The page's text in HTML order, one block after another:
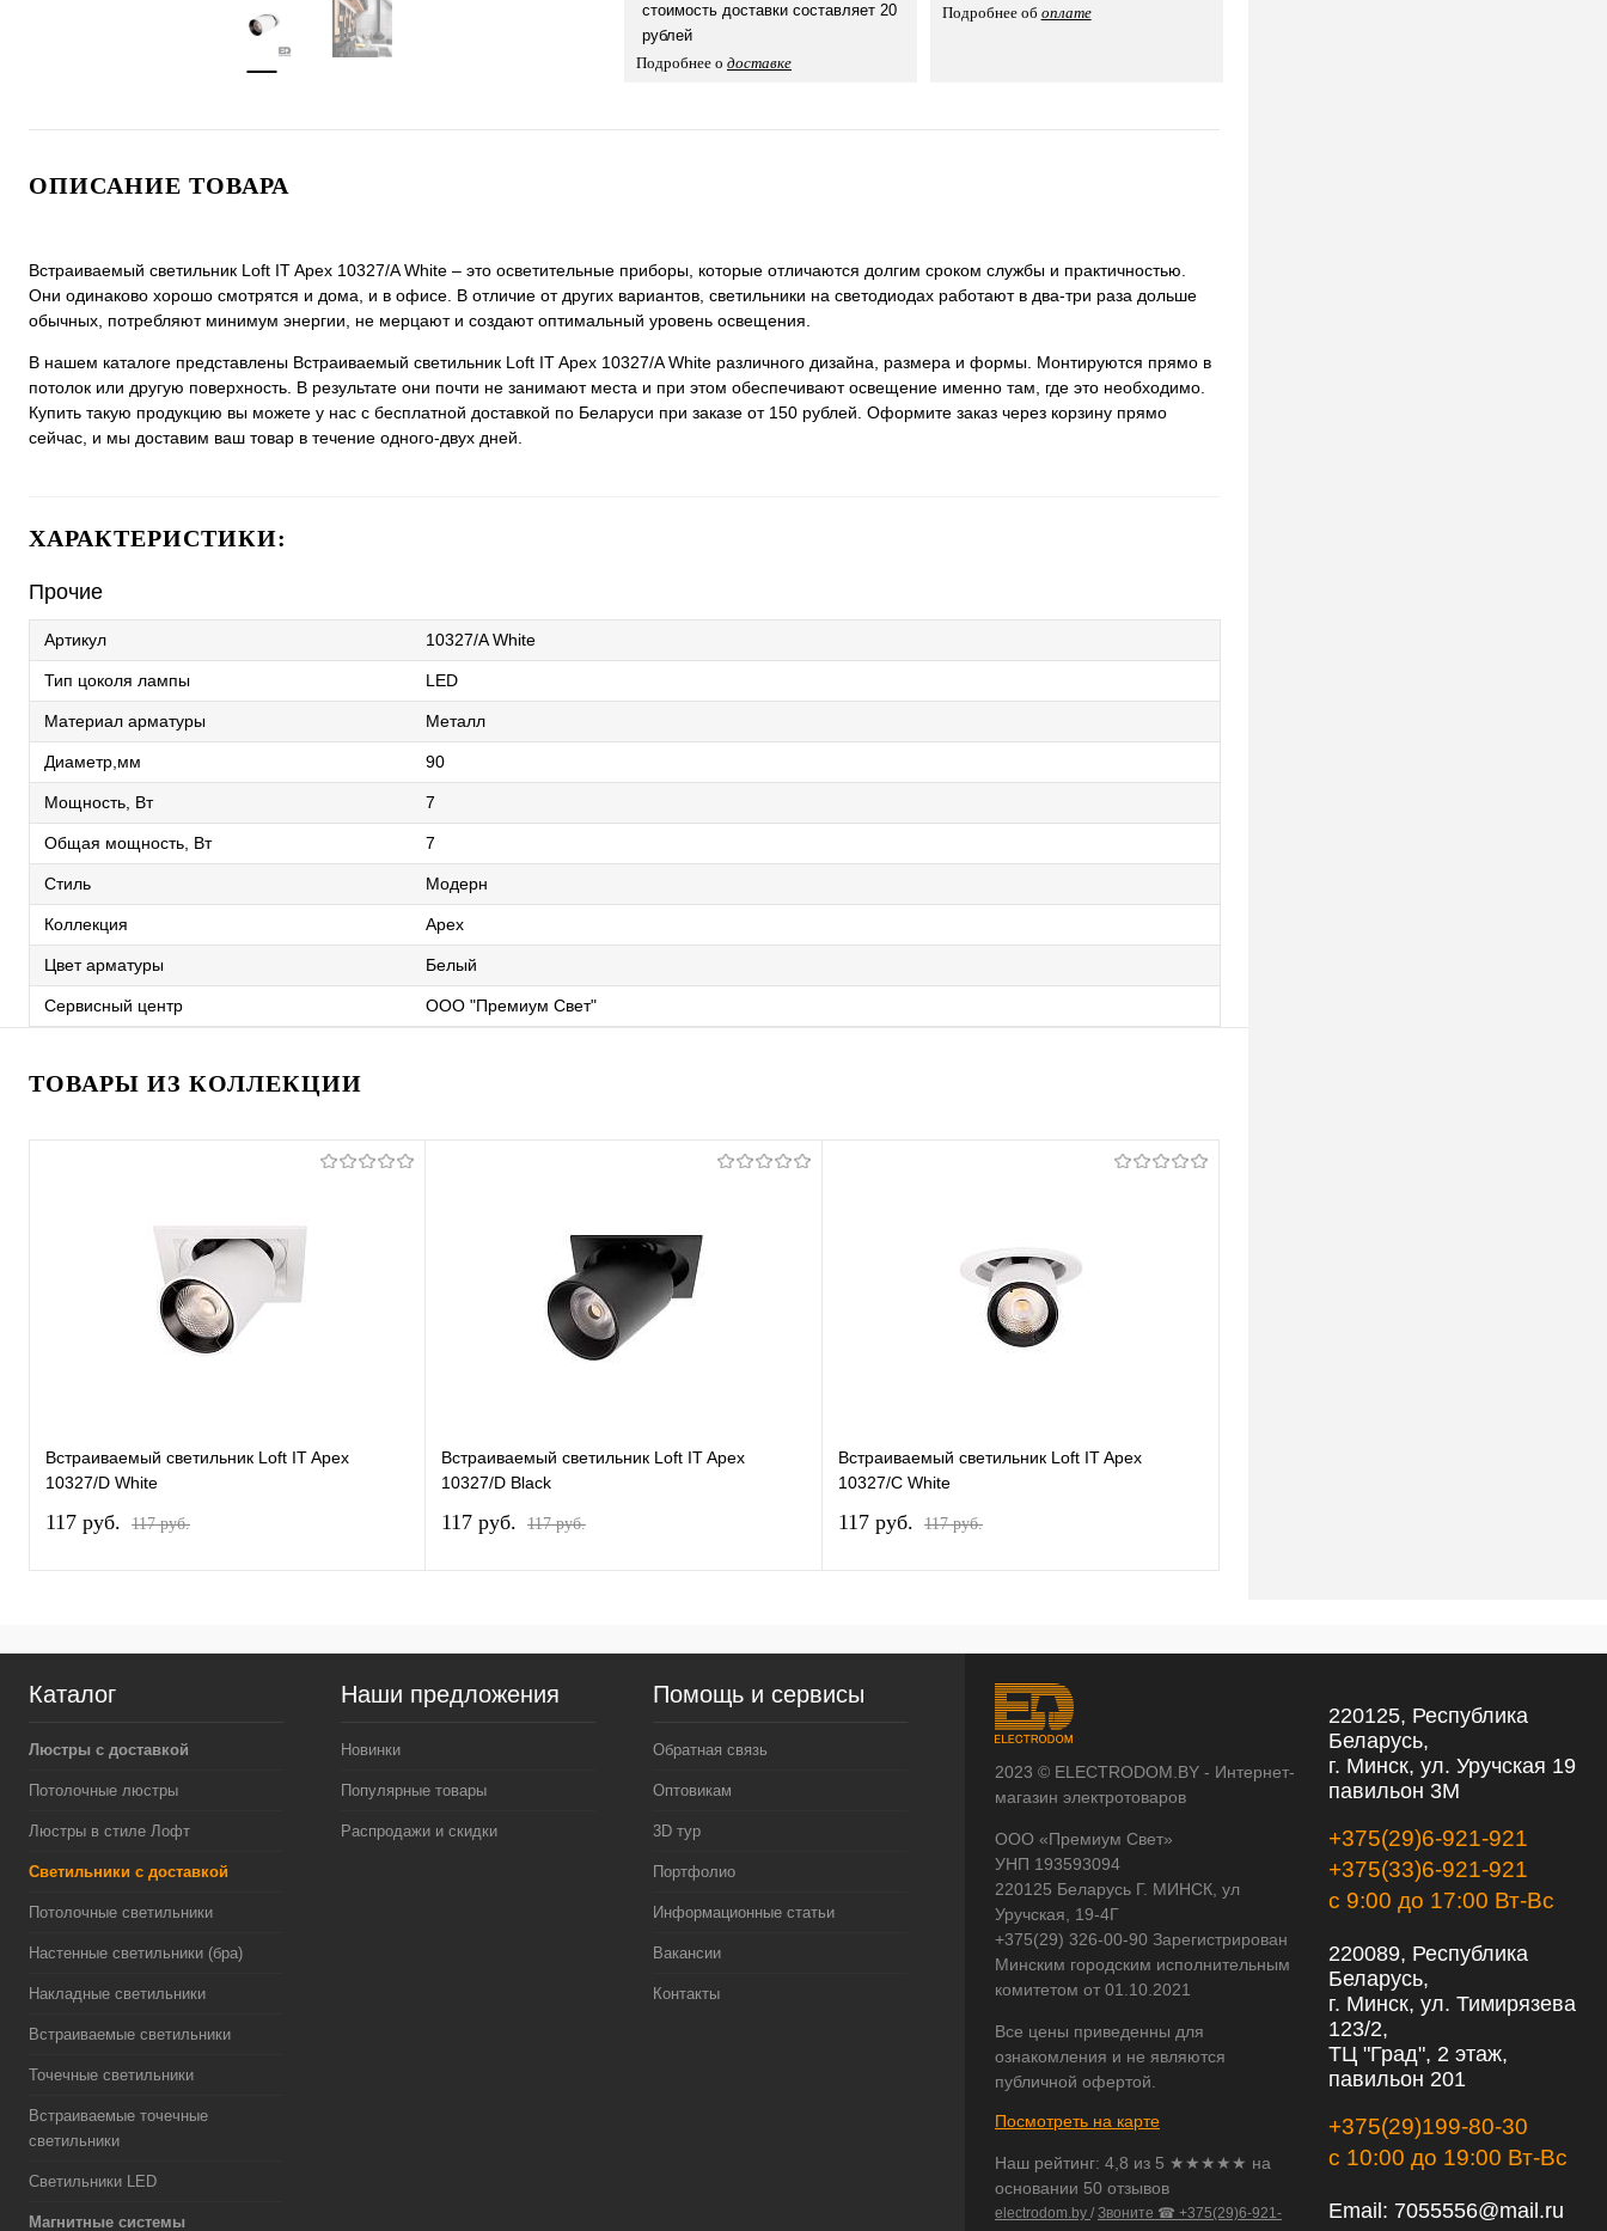
стоимость доставки составляет 20
рублей
Подробнее о доставке
Подробнее об оплате
ОПИСАНИЕ ТОВАРА
Встраиваемый светильник Loft IT Apex 10327/A White ‒ это осветительные приборы, которые отличаются долгим сроком службы и практичностью.
Они одинаково хорошо смотрятся и дома, и в офисе. В отличие от других вариантов, светильники на светодиодах работают в два-три раза дольше
обычных, потребляют минимум энергии, не мерцают и создают оптимальный уровень освещения.
В нашем каталоге представлены Встраиваемый светильник Loft IT Apex 10327/A White различного дизайна, размера и формы. Монтируются прямо в
потолок или другую поверхность. В результате они почти не занимают места и при этом обеспечивают освещение именно там, где это необходимо.
Купить такую продукцию вы можете у нас с бесплатной доставкой по Беларуси при заказе от 150 рублей. Оформите заказ через корзину прямо
сейчас, и мы доставим ваш товар в течение одного-двух дней.
ХАРАКТЕРИСТИКИ:
Прочие
Артикул 10327/A White
Тип цоколя лампы LED
Материал арматуры Металл
Диаметр,мм 90
Мощность, Вт 7
Общая мощность, Вт 7
Стиль Модерн
Коллекция Apex
Цвет арматуры Белый
Сервисный центр ООО "Премиум Свет"
ТОВАРЫ ИЗ КОЛЛЕКЦИИ
Встраиваемый светильник Loft IT Apex
10327/D White
117 pуб. 117 pуб.
Встраиваемый светильник Loft IT Apex
10327/D Black
117 pуб. 117 pуб.
Встраиваемый светильник Loft IT Apex
10327/C White
117 pуб. 117 pуб.
Каталог
Люстры с доставкой
Потолочные люстры
Люстры в стиле Лофт
Светильники с доставкой
Потолочные светильники
Настенные светильники (бра)
Накладные светильники
Встраиваемые светильники
Точечные светильники
Встраиваемые точечные
светильники
Светильники LED
Магнитные системы
Наши предложения
Новинки
Популярные товары
Распродажи и скидки
Помощь и сервисы
Обратная связь
Оптовикам
3D тур
Портфолио
Информационные статьи
Вакансии
Контакты
2023 © ELECTRODOM.BY - Интернет-
магазин электротоваров
ООО «Премиум Свет»
УНП 193593094
220125 Беларусь Г. МИНСК, ул
Уручская, 19-4Г
+375(29) 326-00-90 Зарегистрирован
Минским городским исполнительным
комитетом от 01.10.2021
Все цены приведенны для
ознакомления и не являются
публичной офертой.
Посмотреть на карте
Наш рейтинг: 4,8 из 5 ★★★★★ на
основании 50 отзывов
electrodom.by / Звоните ☎ +375(29)6-921-
220125, Республика
Беларусь,
г. Минск, ул. Уручская 19
павильон 3М
+375(29)6-921-921
+375(33)6-921-921
с 9:00 до 17:00 Вт-Вс
220089, Республика
Беларусь,
г. Минск, ул. Тимирязева
123/2,
ТЦ "Град", 2 этаж,
павильон 201
+375(29)199-80-30
с 10:00 до 19:00 Вт-Вс
Email: 7055556@mail.ru